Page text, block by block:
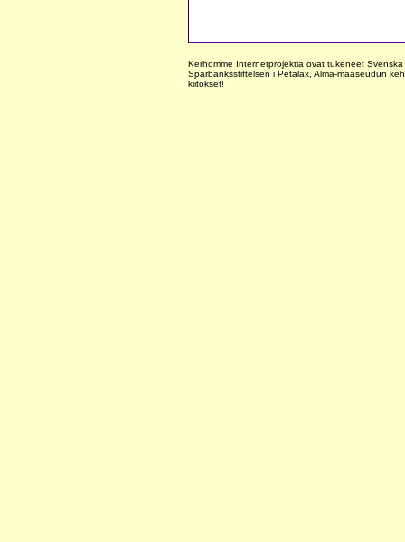
Kerhomme Internetprojektia ovat tukeneet
Sparbanksstiftelsen i Petalax, Alma-maaseudun
kiitokset!